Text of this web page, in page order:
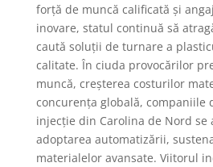
forță de muncă calificată și
inovare, statul continuă să
caută soluții de turnare a
calitate. În ciuda provocărilor
muncă, creșterea costurilor
concurența globală, companiile
injecție din Carolina de Nord se
adoptarea automatizării,
materialelor avansate. Viitorul